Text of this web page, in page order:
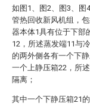
如图1、图2、图3、图
管热回收新风机组，
器本体1具有位于下部
12，所述蒸发端11与
的两外侧各有一个下
一个上静压箱22，所
隔离；
其中一个下静压箱21